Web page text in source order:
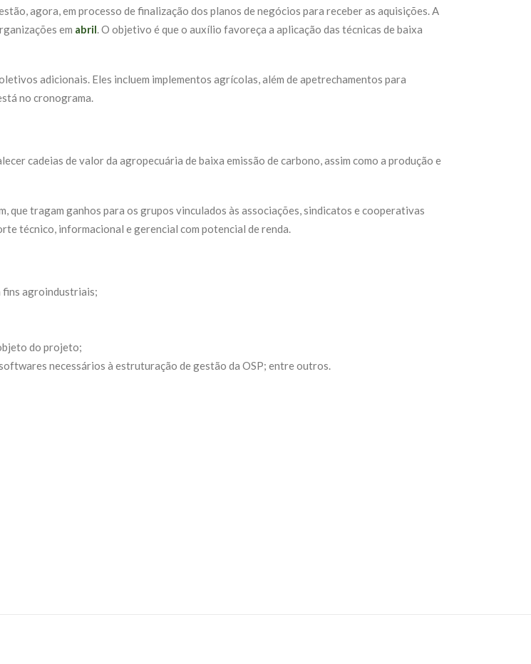
agora, em processo de finalização dos planos de negócios para receber as aquisições. A
em abril. O objetivo é que o auxílio favoreça a aplicação das técnicas de baixa
adicionais. Eles incluem implementos agrícolas, além de apetrechamentos para
no cronograma.
cadeias de valor da agropecuária de baixa emissão de carbono, assim como a produção e
que tragam ganhos para os grupos vinculados às associações, sindicatos e cooperativas
técnico, informacional e gerencial com potencial de renda.
fins agroindustriais;
do projeto;
necessários à estruturação de gestão da OSP; entre outros.